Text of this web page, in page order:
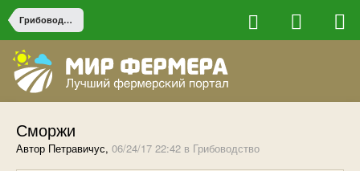
Грибоводство
Сморжи
Автор Петравичус, 06/24/17 22:42 в Грибоводство